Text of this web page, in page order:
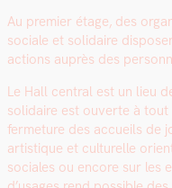
Au pre­mier étage, des
sociale et sol­idaire
actions auprès des
Le Hall cen­tral est un lieu
sol­idaire est ouverte à
fer­me­ture des accueils de
artis­tique et cul­turelle
sociales ou encore sur les